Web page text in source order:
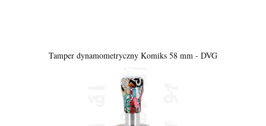
Tamper dynamometryczny Komiks 58 mm - DVG